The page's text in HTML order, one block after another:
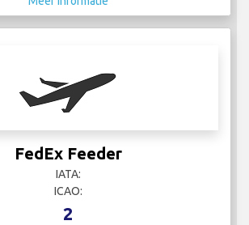
FedEx Feeder
IATA:
ICAO:
2